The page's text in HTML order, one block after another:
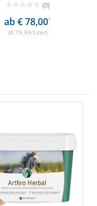
(0)
ab € 78,001
(€ 79,99/Liter)